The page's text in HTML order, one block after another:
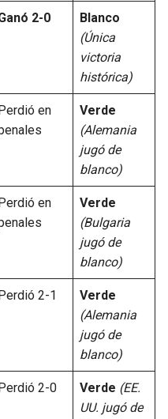
2-0
Blanco
(Única
victoria
histórica)
Perdió en
Verde
(Alemania
jugó de
blanco)
Perdió en
Verde
(Bulgaria
jugó de
blanco)
Perdió 2-1
Verde
(Alemania
jugó de
blanco)
Perdió 2-0 Verde (EE.
UU. jugó de